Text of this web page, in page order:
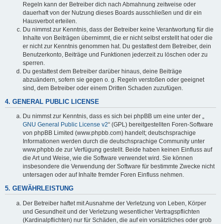
Regeln kann der Betreiber dich nach Abmahnung zeitweise oder
dauerhaft von der Nutzung dieses Boards ausschließen und dir ein
Hausverbot erteilen.
Du nimmst zur Kenntnis, dass der Betreiber keine Verantwortung für die
Inhalte von Beiträgen übernimmt, die er nicht selbst erstellt hat oder die
er nicht zur Kenntnis genommen hat. Du gestattest dem Betreiber, dein
Benutzerkonto, Beiträge und Funktionen jederzeit zu löschen oder zu
sperren.
Du gestattest dem Betreiber darüber hinaus, deine Beiträge
abzuändern, sofern sie gegen o. g. Regeln verstoßen oder geeignet
sind, dem Betreiber oder einem Dritten Schaden zuzufügen.
4. GENERAL PUBLIC LICENSE
Du nimmst zur Kenntnis, dass es sich bei phpBB um eine unter der „
GNU General Public License v2“ (GPL) bereitgestellten Foren-Software
von phpBB Limited (www.phpbb.com) handelt; deutschsprachige
Informationen werden durch die deutschsprachige Community unter
www.phpbb.de zur Verfügung gestellt. Beide haben keinen Einfluss auf
die Art und Weise, wie die Software verwendet wird. Sie können
insbesondere die Verwendung der Software für bestimmte Zwecke nicht
untersagen oder auf Inhalte fremder Foren Einfluss nehmen.
5. GEWÄHRLEISTUNG
Der Betreiber haftet mit Ausnahme der Verletzung von Leben, Körper
und Gesundheit und der Verletzung wesentlicher Vertragspflichten
(Kardinalpflichten) nur für Schäden, die auf ein vorsätzliches oder grob